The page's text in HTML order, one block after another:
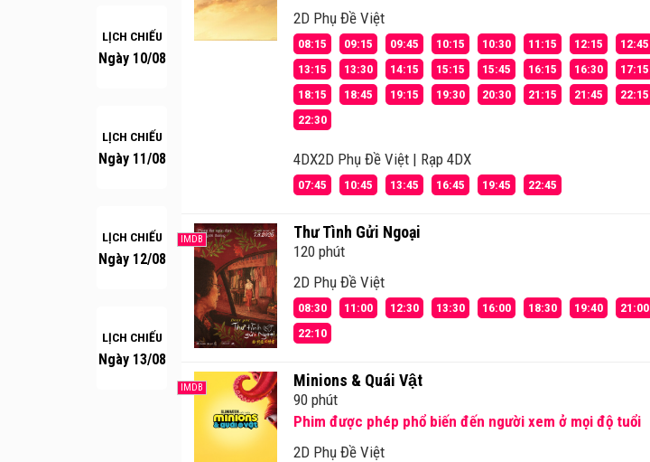
LỊCH CHIẾU
Ngày 10/08
LỊCH CHIẾU
Ngày 11/08
LỊCH CHIẾU
Ngày 12/08
LỊCH CHIẾU
Ngày 13/08
2D Phụ Đề Việt
08:15 09:15 09:45 10:15 10:30 11:15 12:15
12:45
13:15
13:30 14:15 15:15 15:45 16:15 16:30
17:15
18:15
18:45 19:15 19:30 20:30 21:15 21:45
22:15
22:30
4DX2D Phụ Đề Việt | Rạp 4DX
07:45 10:45 13:45 16:45 19:45 22:45
IMDB Thư Tình Gửi Ngoại
120 phút
2D Phụ Đề Việt
08:30 11:00 12:30 13:30 16:00 18:30 19:40
21:00
22:10
IMDB Minions & Quái Vật
90 phút
Phim được phép phổ biến đến người xem ở mọi độ tuổi
2D Phụ Đề Việt